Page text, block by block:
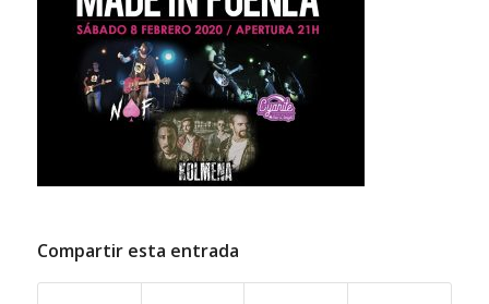
Compartir esta entrada